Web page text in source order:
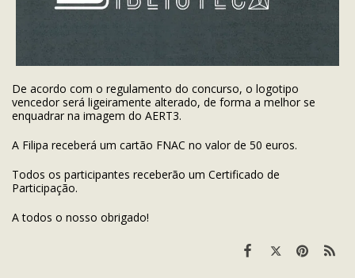
De acordo com o regulamento do concurso, o logotipo
vencedor será ligeiramente alterado, de forma a melhor se
enquadrar na imagem do AERT3.
A Filipa receberá um cartão FNAC no valor de 50 euros.
Todos os participantes receberão um Certificado de
Participação.
A todos o nosso obrigado!